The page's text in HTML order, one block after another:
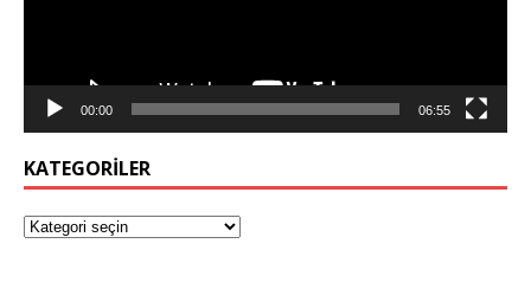
00:00 06:55
KATEGORILER